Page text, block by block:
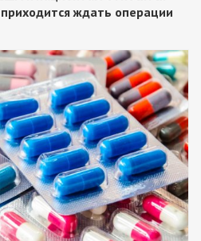
ждать операции